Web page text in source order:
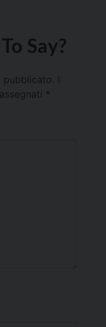
Say?
pubblicato.
*